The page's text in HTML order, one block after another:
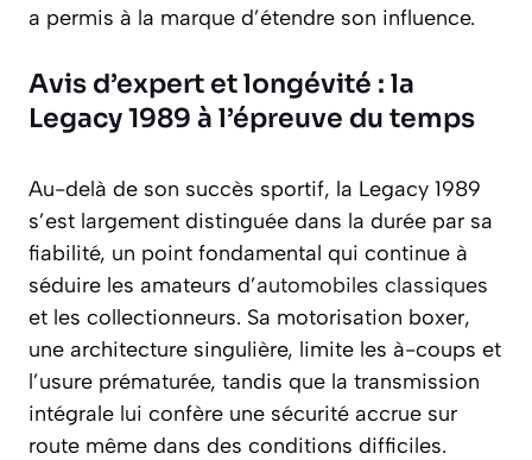
a permis à la marque d’étendre son influence.
Avis d’expert et longévité : la
Legacy 1989 à l’épreuve du temps
Au-delà de son succès sportif, la Legacy 1989
s’est largement distinguée dans la durée par sa
fiabilité, un point fondamental qui continue à
séduire les amateurs d’automobiles classiques
et les collectionneurs. Sa motorisation boxer,
une architecture singulière, limite les à-coups et
l’usure prématurée, tandis que la transmission
intégrale lui confère une sécurité accrue sur
route même dans des conditions difficiles.